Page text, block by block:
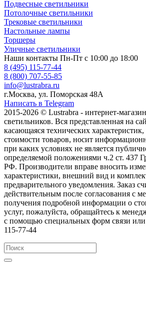
Подвесные светильники
Потолочные светильники
Трековые светильники
Настольные лампы
Торшеры
Уличные светильники
Наши контакты Пн-Пт с 10:00 до 18:00
8 (495) 115-77-44
8 (800) 707-55-85
info@lustrabra.ru
г.Москва, ул. Поморская 48А
Написать в Telegram
2015-2026 © Lustrabra - интернет-
светильников. Вся представленная на
касающаяся технических
стоимости товаров, носит
при каких условиях не является
определяемой положениями ч.2 ст. 437
РФ. Производители вправе вносить
характеристики, внешний вид и
предварительного уведомления. Заказ
действительным после согласования с
получения подробной информации о
услуг, пожалуйста, обращайтесь к
с помощью специальных форм связи
115-77-44